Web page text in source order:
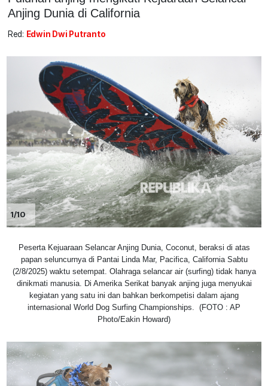
Anjing Dunia di California
Red: Edwin Dwi Putranto
1/10
Peserta Kejuaraan Selancar Anjing Dunia, Coconut, beraksi di atas
papan seluncurnya di Pantai Linda Mar, Pacifica, California Sabtu
(2/8/2025) waktu setempat. Olahraga selancar air (surfing) tidak hanya
dinikmati manusia. Di Amerika Serikat banyak anjing juga menyukai
kegiatan yang satu ini dan bahkan berkompetisi dalam ajang
internasional World Dog Surfing Championships. (FOTO : AP
Photo/Eakin Howard)